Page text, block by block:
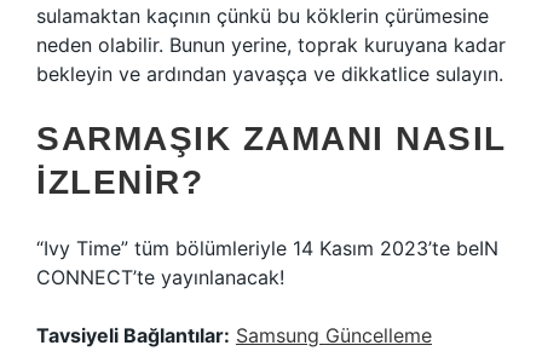
sulamaktan kaçının çünkü bu köklerin çürümesine
neden olabilir. Bunun yerine, toprak kuruyana kadar
bekleyin ve ardından yavaşça ve dikkatlice sulayın.
SARMAŞIK ZAMANI NASIL
IZLENIR?
“Ivy Time” tüm bölümleriyle 14 Kasım 2023’te beIN
CONNECT’te yayınlanacak!
Tavsiyeli Bağlantılar: Samsung Güncelleme